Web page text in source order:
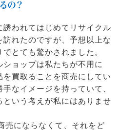
の？
誘われてはじめてリサイクル
訪れたのですが、予想以上な
でとても驚かされました。
ショップは私たちが不用に
を買取ることを商売にしてい
手なイメージを持っていて、
という考えが私にはありませ
売にならなくて、それをど